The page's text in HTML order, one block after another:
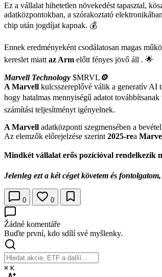
Ez a vállalat hihetetlen növekedést tapasztal,
adatközpontokban, a szórakoztató
chip után jogdíjat kapnak. 💰
Ennek eredményeként csodálatosan magas
kereslet miatt az Arm előtt fényes jövő áll . 🌟
Marvell Technology $MRVL⚙️
A Marvell kulcsszereplővé válik a generatív AI
hogy hatalmas mennyiségű adatot
számítási teljesítményt igényelnek.
A Marvell adatközponti szegmensében a
Az elemzők előrejelzése szerint 2025-rea
Mindkét vállalat erős pozícióval rendelkezik
Jelenleg ezt a két céget követem és
0 0
Žádné komentáře
Buďte první, kdo sdílí své myšlenky.
⌘ K